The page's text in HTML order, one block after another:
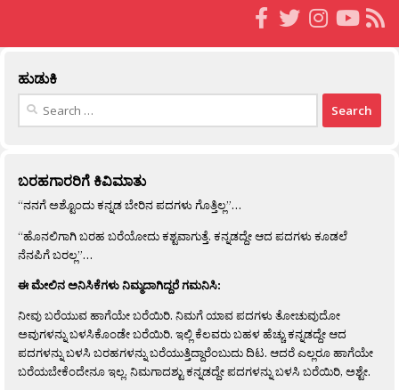
ಹುಡುಕಿ
Search
ಬರಹಗಾರರಿಗೆ ಕಿವಿಮಾತು
“ನನಗೆ ಅಶ್ಟೊಂದು ಕನ್ನಡ ಬೇರಿನ ಪದಗಳು ಗೊತ್ತಿಲ್ಲ”…
“ಹೊನಲಿಗಾಗಿ ಬರಹ ಬರೆಯೋದು ಕಶ್ಟವಾಗುತ್ತೆ. ಕನ್ನಡದ್ದೇ ಆದ ಪದಗಳು ಕೂಡಲೆ
ನೆನಪಿಗೆ ಬರಲ್ಲ”…
ಈ ಮೇಲಿನ ಅನಿಸಿಕೆಗಳು ನಿಮ್ಮದಾಗಿದ್ದರೆ ಗಮನಿಸಿ:
ನೀವು ಬರೆಯುವ ಹಾಗೆಯೇ ಬರೆಯಿರಿ. ನಿಮಗೆ ಯಾವ ಪದಗಳು ತೋಚುವುದೋ
ಅವುಗಳನ್ನು ಬಳಸಿಕೊಂಡೇ ಬರೆಯಿರಿ. ಇಲ್ಲಿ ಕೆಲವರು ಬಹಳ ಹೆಚ್ಚು ಕನ್ನಡದ್ದೇ ಆದ
ಪದಗಳನ್ನು ಬಳಸಿ ಬರಹಗಳನ್ನು ಬರೆಯುತ್ತಿದ್ದಾರೆಂಬುದು ದಿಟ. ಆದರೆ ಎಲ್ಲರೂ ಹಾಗೆಯೇ
ಬರೆಯಬೇಕೆಂದೇನೂ ಇಲ್ಲ. ನಿಮಗಾದಶ್ಟು ಕನ್ನಡದ್ದೇ ಪದಗಳನ್ನು ಬಳಸಿ ಬರೆಯಿರಿ, ಅಶ್ಟೇ.